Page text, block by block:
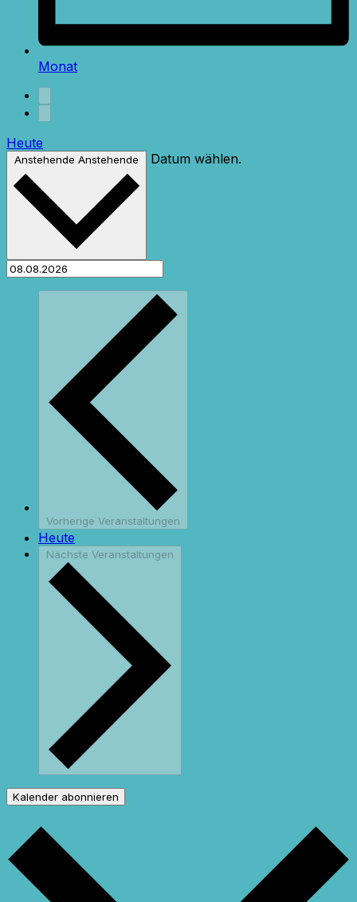
Monat
Heute
Anstehende Anstehende Datum wählen.
Vorherige Veranstaltungen
Heute
Nächste Veranstaltungen
Kalender abonnieren